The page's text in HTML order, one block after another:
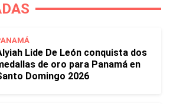
Lide De León conquista dos
de oro para Panamá en
Domingo 2026